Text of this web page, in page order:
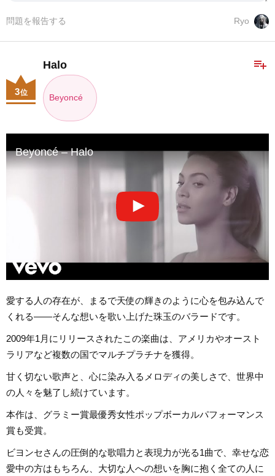
Ryo
問題を報告する
playlist_add
Halo
Beyoncé
3位
Beyoncé – Halo
愛する人の存在が、まるで天使の輝きのように心を包み込んで
くれる――そんな想いを歌い上げた珠玉のバラードです。
2009年1月にリリースされたこの楽曲は、アメリカやオースト
ラリアなど複数の国でマルチプラチナを獲得。
甘く切ない歌声と、心に染み入るメロディの美しさで、世界中
の人々を魅了し続けています。
本作は、グラミー賞最優秀女性ポップボーカルパフォーマンス
賞も受賞。
ビヨンセさんの圧倒的な歌唱力と表現力が光る1曲で、幸せな恋
愛中の方はもちろん、大切な人への想いを胸に抱く全ての人に